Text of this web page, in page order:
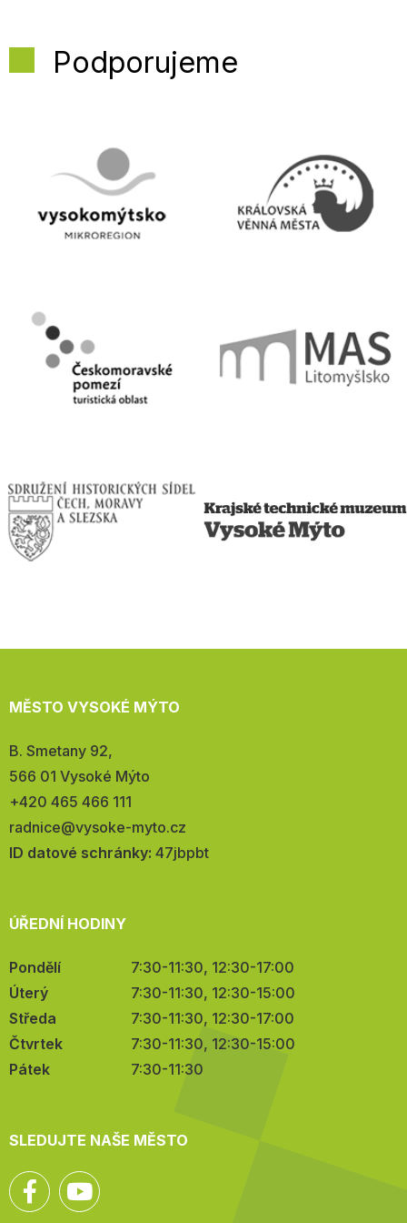
Podporujeme
MĚSTO VYSOKÉ MÝTO
Adresa:
B. Smetany 92,
566 01 Vysoké Mýto
Telefon:
+420 465 466 111
E-
mail:
radnice@vysoke-myto.cz
ID datové schránky: 47jbpbt
ÚŘEDNÍ HODINY
Pondělí
7:30-11:30, 12:30-17:00
Úterý
7:30-11:30, 12:30-15:00
Středa
7:30-11:30, 12:30-17:00
Čtvrtek
7:30-11:30, 12:30-15:00
Pátek
7:30-11:30
SLEDUJTE NAŠE MĚSTO
Facebook